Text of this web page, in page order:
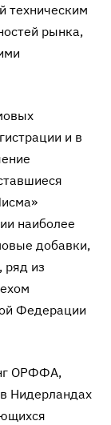
техническим
рынка,
и в
наиболее
добавки,
из
Федерации
ОРФФА,
Нидерландах